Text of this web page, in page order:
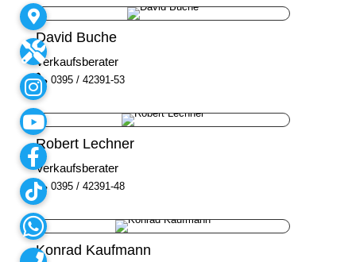
David Buche
Verkaufsberater
 0395 / 42391-53
Robert Lechner
Verkaufsberater
 0395 / 42391-48
Konrad Kaufmann